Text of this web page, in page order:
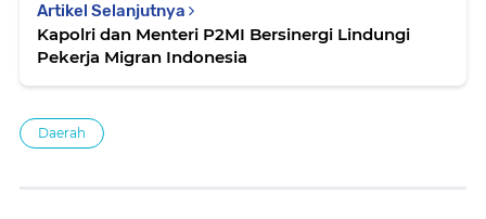
Artikel Selanjutnya
Kapolri dan Menteri P2MI Bersinergi Lindungi
Pekerja Migran Indonesia
Daerah